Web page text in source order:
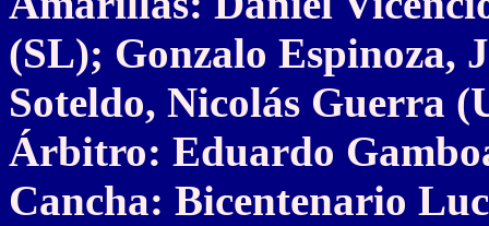
(SL); Gonzalo Espinoza,
Soteldo, Nicolás Guerra
Árbitro: Eduardo
Cancha: Bicentenario